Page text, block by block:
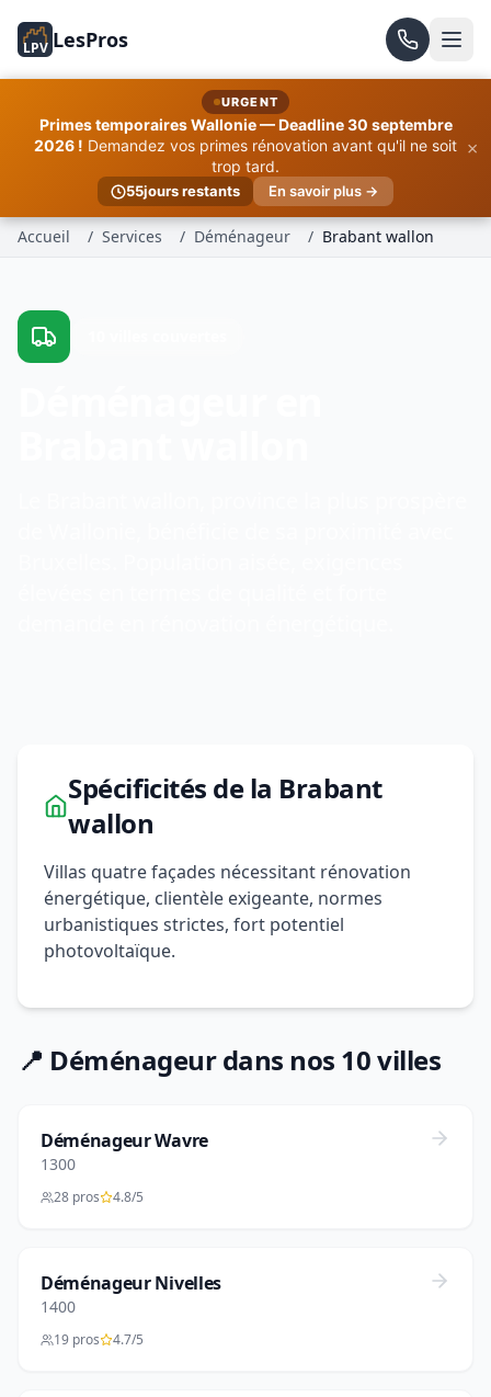
LPV LesPros
URGENT
Primes temporaires Wallonie — Deadline 30 septembre
2026 ! Demandez vos primes rénovation avant qu'il ne soit
trop tard.
55jours restants En savoir plus →
×
Accueil / Services / Déménageur / Brabant wallon
Spécificités de la Brabant
wallon
Villas quatre façades nécessitant rénovation
énergétique, clientèle exigeante, normes
urbanistiques strictes, fort potentiel
photovoltaïque.
📍 Déménageur dans nos 10 villes
Déménageur Wavre
1300
28 pros 4.8/5
Déménageur Nivelles
1400
19 pros 4.7/5